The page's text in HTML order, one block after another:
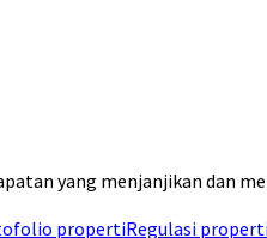
yang menjanjikan dan
propertiRegulasi